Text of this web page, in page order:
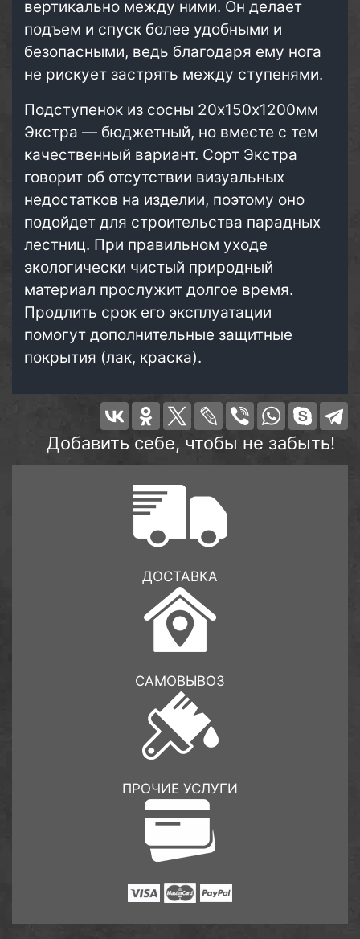
вертикально между ними. Он делает
подъем и спуск более удобными и
безопасными, ведь благодаря ему нога
не рискует застрять между ступенями.
Подступенок из сосны 20х150х1200мм
Экстра — бюджетный, но вместе с тем
качественный вариант. Сорт Экстра
говорит об отсутствии визуальных
недостатков на изделии, поэтому оно
подойдет для строительства парадных
лестниц. При правильном уходе
экологически чистый природный
материал прослужит долгое время.
Продлить срок его эксплуатации
помогут дополнительные защитные
покрытия (лак, краска).
Добавить себе, чтобы не забыть!
ДОСТАВКА
САМОВЫВОЗ
ПРОЧИЕ УСЛУГИ